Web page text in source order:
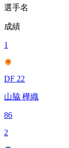
選手名
成績
1
DF 22
山脇 樺織
86
2